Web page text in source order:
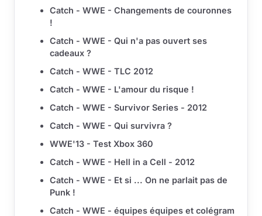
Catch - WWE - Changements de couronnes
!
Catch - WWE - Qui n'a pas ouvert ses
cadeaux ?
Catch - WWE - TLC 2012
Catch - WWE - L'amour du risque !
Catch - WWE - Survivor Series - 2012
Catch - WWE - Qui survivra ?
WWE'13 - Test Xbox 360
Catch - WWE - Hell in a Cell - 2012
Catch - WWE - Et si ... On ne parlait pas de
Punk !
Catch - WWE - équipes équipes et colégram